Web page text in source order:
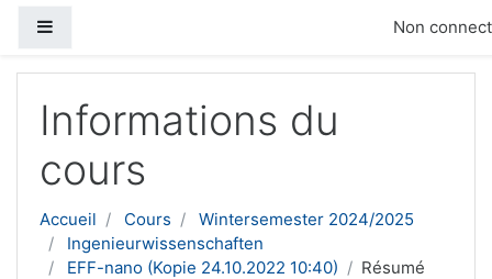
Non
Informations du
cours
Accueil Cours
Wintersemester 2024/2025
Ingenieurwissenschaften
EFF-nano (Kopie 24.10.2022 10:40)
Résumé